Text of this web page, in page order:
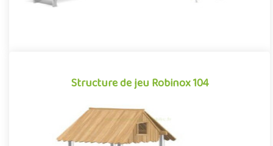
Structure de jeu Robinox 104
Structure de jeu Robinox 104